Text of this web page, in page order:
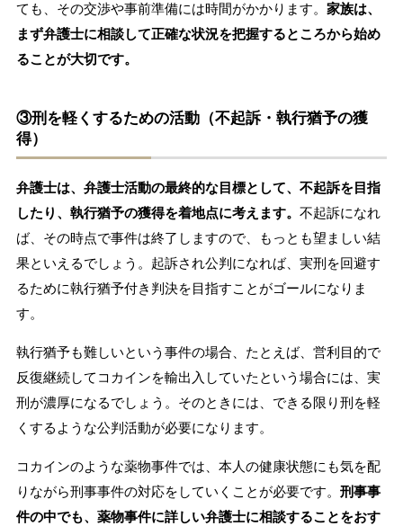
ても、その交渉や事前準備には時間がかかります。 家族は、
まず弁護士に相談して正確な状況を把握するところから始め
ることが大切です。
③刑を軽くするための活動（不起訴・執行猶予の獲
得）
弁護士は、弁護士活動の最終的な目標として、不起訴を目指
したり、執行猶予の獲得を着地点に考えます。 不起訴になれ
ば、その時点で事件は終了しますので、もっとも望ましい結
果といえるでしょう。起訴され公判になれば、実刑を回避す
るために執行猶予付き判決を目指すことがゴールになりま
す。
執行猶予も難しいという事件の場合、たとえば、営利目的で
反復継続してコカインを輸出入していたという場合には、実
刑が濃厚になるでしょう。そのときには、できる限り刑を軽
くするような公判活動が必要になります。
コカインのような薬物事件では、本人の健康状態にも気を配
りながら刑事事件の対応をしていくことが必要です。 刑事事
件の中でも、薬物事件に詳しい弁護士に相談することをおす